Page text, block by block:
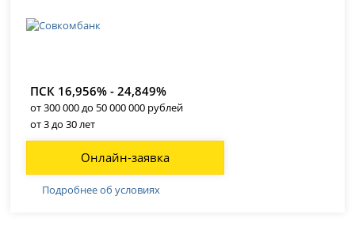
ПСК 16,956% - 24,849%
от 300 000 до 50 000 000 рублей
от 3 до 30 лет
Онлайн-заявка
Подробнее об условиях